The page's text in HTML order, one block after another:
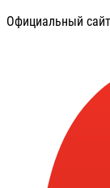
Официальный